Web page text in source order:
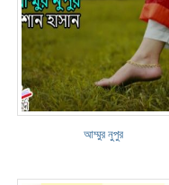
আম্মুর নুপুর